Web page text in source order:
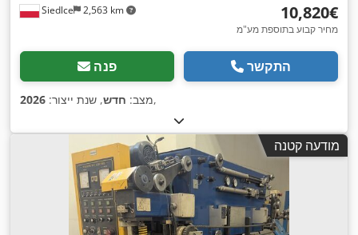
Siedlce 2,563 km ‏10,820 ‏€
מחיר קבוע בתוספת מע"מ
פנה התקשר
מצב: חדש, שנת ייצור: 2026 ,
מודעה קטנה